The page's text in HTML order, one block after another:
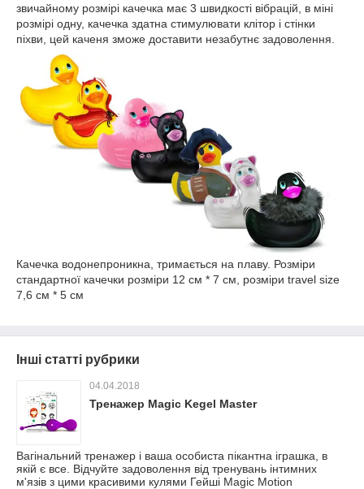
звичайному розмірі качечка має 3 швидкості вібрацій, в міні
розмірі одну, качечка здатна стимулювати клітор і стінки
піхви, цей каченя зможе доставити незабутнє задоволення.
Качечка водонепроникна, тримається на плаву. Розміри
стандартної качечки розміри 12 см * 7 см, розміри travel size
7,6 см * 5 см
Інші статті рубрики
04.04.2018
Тренажер Magic Kegel Master
Вагінальний тренажер і ваша особиста пікантна іграшка, в
якій є все. Відчуйте задоволення від тренувань інтимних
м'язів з цими красивими кулями Гейші Magic Motion